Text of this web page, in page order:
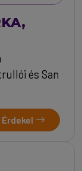
és San
Érdekel